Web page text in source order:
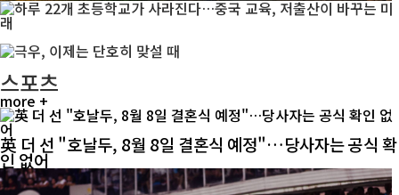
스포츠
more +
英 더 선 "호날두, 8월 8일 결혼식 예정"…당사자는 공식 확
인 없어